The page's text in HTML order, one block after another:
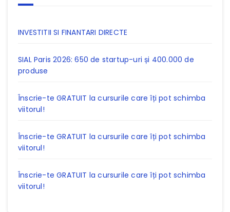
INVESTITII SI FINANTARI DIRECTE
SIAL Paris 2026: 650 de startup-uri și 400.000 de
produse
Înscrie-te GRATUIT la cursurile care îți pot schimba
viitorul!
Înscrie-te GRATUIT la cursurile care îți pot schimba
viitorul!
Înscrie-te GRATUIT la cursurile care îți pot schimba
viitorul!